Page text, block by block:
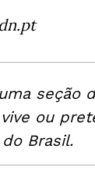
seção
ou
Brasil.